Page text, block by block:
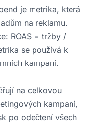
je metrika, která
na reklamu.
ROAS = tržby /
se používá k
kampaní.
na celkovou
kampaní,
po odečtení všech